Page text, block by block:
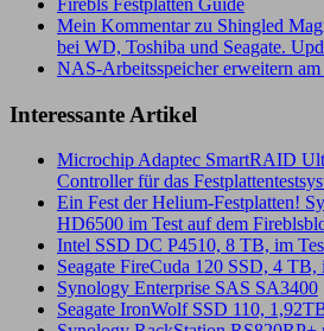
Firebls Festplatten Guide
Mein Kommentar zu Shingled
bei WD, Toshiba und Seagate.
NAS-Arbeitsspeicher erweitern
Interessante Artikel
Microchip Adaptec SmartRAID
Controller für das
Ein Fest der Helium-Festplatten!
HD6500 im Test auf dem
Intel SSD DC P4510, 8 TB, im
Seagate FireCuda 120 SSD, 4 TB,
Synology Enterprise SAS SA3400
Seagate IronWolf SSD 110,